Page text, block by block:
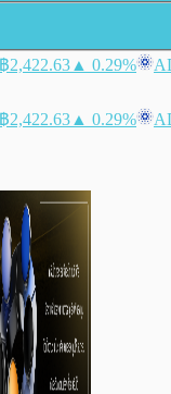
฿2,422.63 ▲ 0.29%
฿2,422.63 ▲ 0.29%